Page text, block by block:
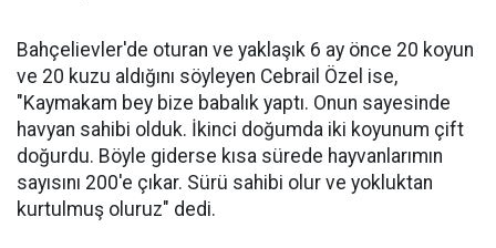
Bahçelievler'de oturan ve yaklaşık 6 ay önce 20 koyun
ve 20 kuzu aldığını söyleyen Cebrail Özel ise,
"Kaymakam bey bize babalık yaptı. Onun sayesinde
havyan sahibi olduk. İkinci doğumda iki koyunum çift
doğurdu. Böyle giderse kısa sürede hayvanlarımın
sayısını 200'e çıkar. Sürü sahibi olur ve yokluktan
kurtulmuş oluruz" dedi.